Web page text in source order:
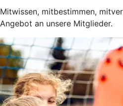
Mitwissen, mitbestimmen,
Angebot an unsere Mitglieder.